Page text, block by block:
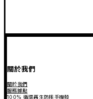
關於我們
關於我們
服務據點
100% 循環再生防摔手機殼